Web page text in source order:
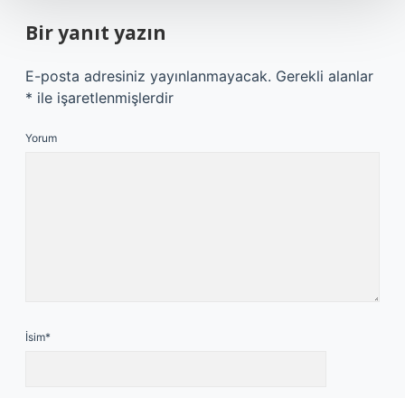
Bir yanıt yazın
E-posta adresiniz yayınlanmayacak. Gerekli alanlar
* ile işaretlenmişlerdir
Yorum
İsim*